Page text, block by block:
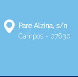
Pare Alzina, s/n
Campos - 07630